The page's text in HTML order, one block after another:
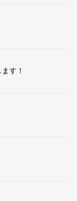
す！